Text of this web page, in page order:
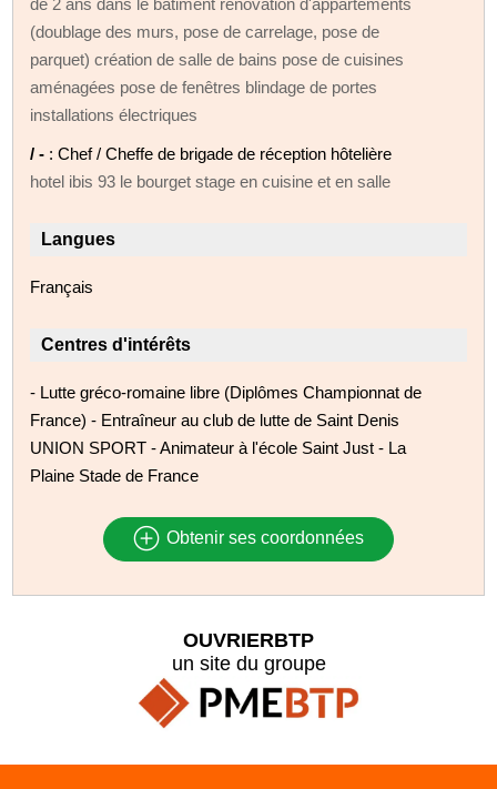
(doublage des murs, pose de carrelage, pose de
parquet) création de salle de bains pose de cuisines
aménagées pose de fenêtres blindage de portes
installations électriques
/ - : Chef / Cheffe de brigade de réception hôtelière
hotel ibis 93 le bourget stage en cuisine et en salle
Langues
Français
Centres d'intérêts
- Lutte gréco-romaine libre (Diplômes Championnat de
France) - Entraîneur au club de lutte de Saint Denis
UNION SPORT - Animateur à l'école Saint Just - La
Plaine Stade de France
Obtenir ses coordonnées
OUVRIERBTP
un site du groupe